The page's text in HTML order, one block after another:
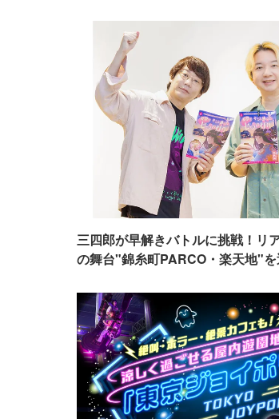
三四郎が早解きバトルに挑戦！リ
の舞台"錦糸町PARCO・楽天地"を